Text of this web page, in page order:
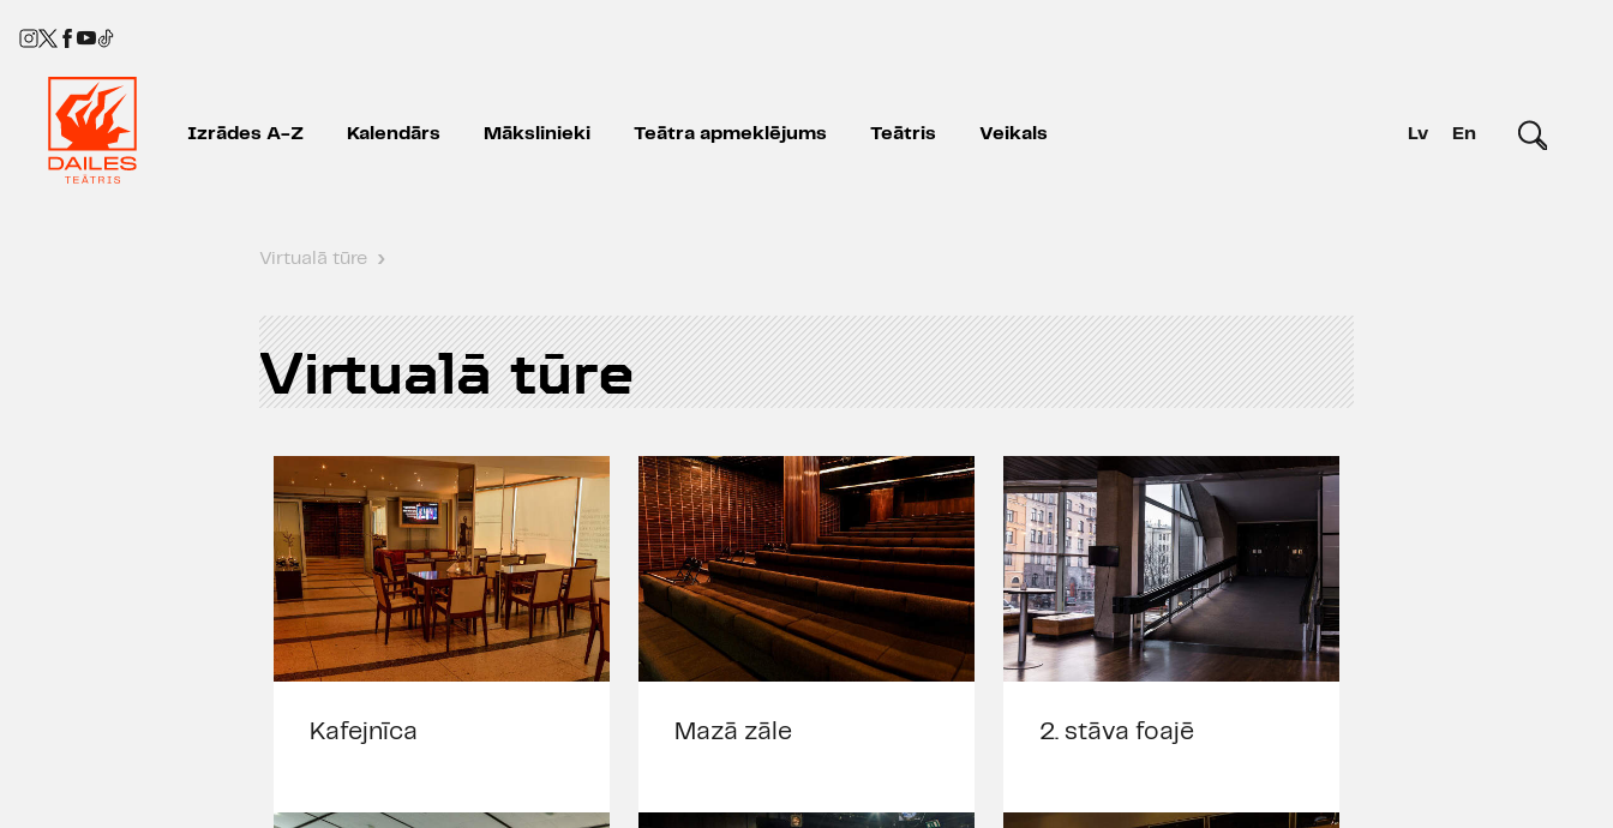
Izrādes A-Z Kalendārs Mākslinieki Teātra apmeklējums Teātris Veikals Lv En
Virtualā tūre ›
Virtualā tūre
Kafejnīca Mazā zāle 2. stāva foajē